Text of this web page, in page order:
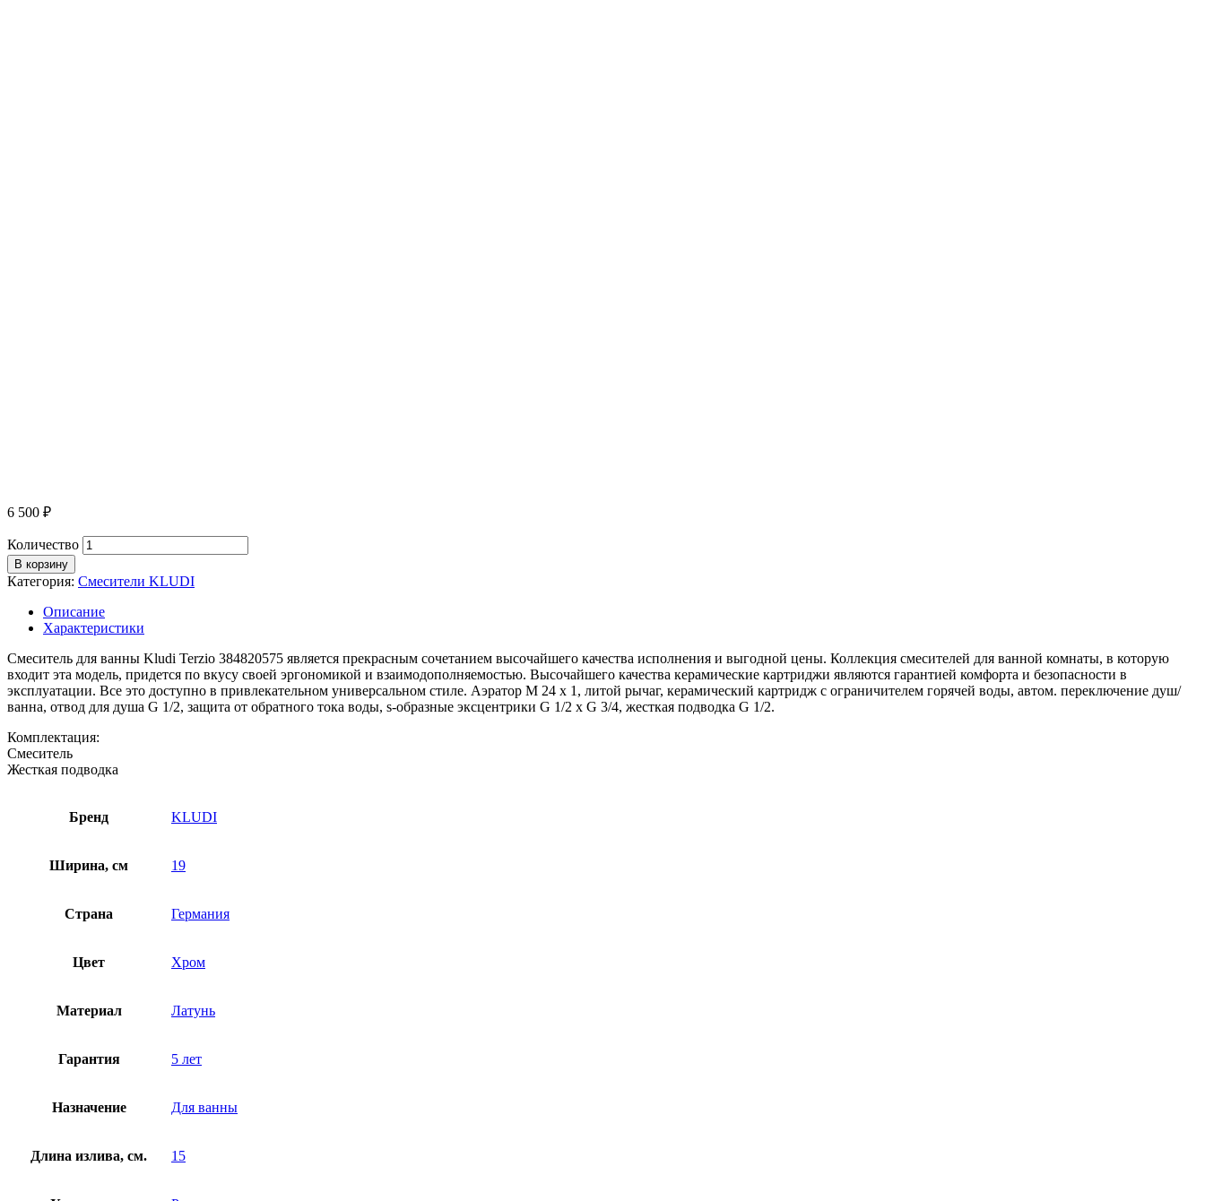
6 500 ₽
Количество
В корзину
Категория: Смесители KLUDI
Описание
Характеристики
Смеситель для ванны Kludi Terzio 384820575 является прекрасным сочетанием высочайшего качества исполнения и выгодной цены. Коллекция смесителей для ванной комнаты, в которую
входит эта модель, придется по вкусу своей эргономикой и взаимодополняемостью. Высочайшего качества керамические картриджи являются гарантией комфорта и безопасности в
эксплуатации. Все это доступно в привлекательном универсальном стиле. Аэратор М 24 х 1, литой рычаг, керамический картридж с ограничителем горячей воды, автом. переключение душ/
ванна, отвод для душа G 1/2, защита от обратного тока воды, s-образные эксцентрики G 1/2 x G 3/4, жесткая подводка G 1/2.
Комплектация:
Смеситель
Жесткая подводка
Бренд KLUDI
Ширина, см 19
Страна Германия
Цвет Хром
Материал Латунь
Гарантия 5 лет
Назначение Для ванны
Длина излива, см. 15